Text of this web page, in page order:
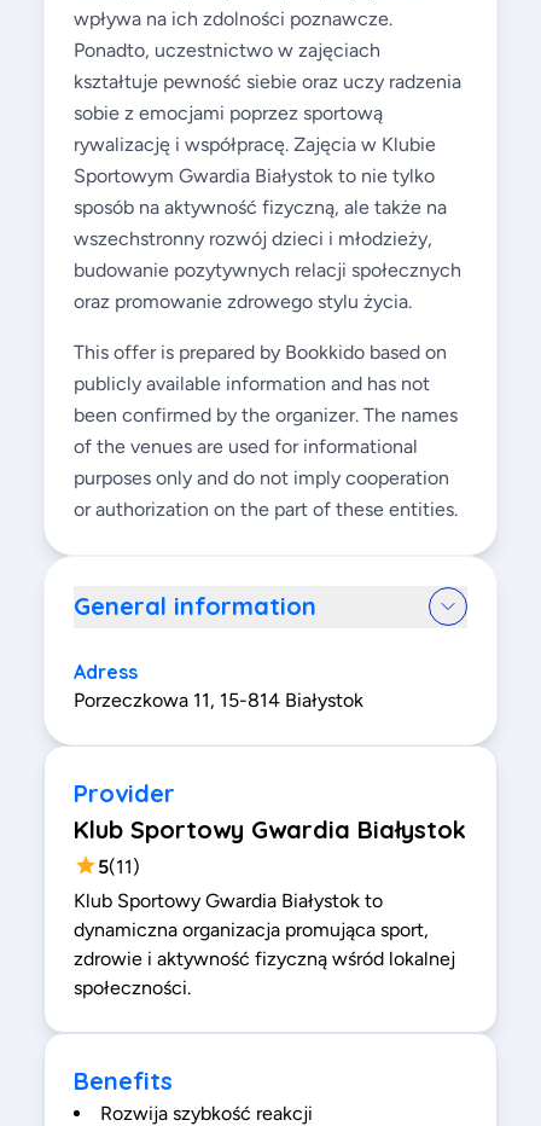
wpływa na ich zdolności poznawcze.
Ponadto, uczestnictwo w zajęciach
kształtuje pewność siebie oraz uczy radzenia
sobie z emocjami poprzez sportową
rywalizację i współpracę. Zajęcia w Klubie
Sportowym Gwardia Białystok to nie tylko
sposób na aktywność fizyczną, ale także na
wszechstronny rozwój dzieci i młodzieży,
budowanie pozytywnych relacji społecznych
oraz promowanie zdrowego stylu życia.
This offer is prepared by Bookkido based on
publicly available information and has not
been confirmed by the organizer. The names
of the venues are used for informational
purposes only and do not imply cooperation
or authorization on the part of these entities.
General information
Adress
Porzeczkowa 11, 15-814 Białystok
Provider
Klub Sportowy Gwardia Białystok
5(11)
Klub Sportowy Gwardia Białystok to
dynamiczna organizacja promująca sport,
zdrowie i aktywność fizyczną wśród lokalnej
społeczności.
Benefits
Rozwija szybkość reakcji